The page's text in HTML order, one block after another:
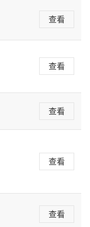
查看
查看
查看
查看
查看